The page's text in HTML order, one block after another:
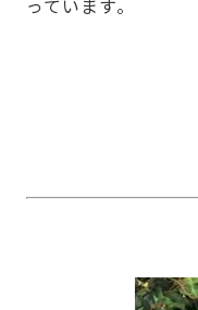
っています。